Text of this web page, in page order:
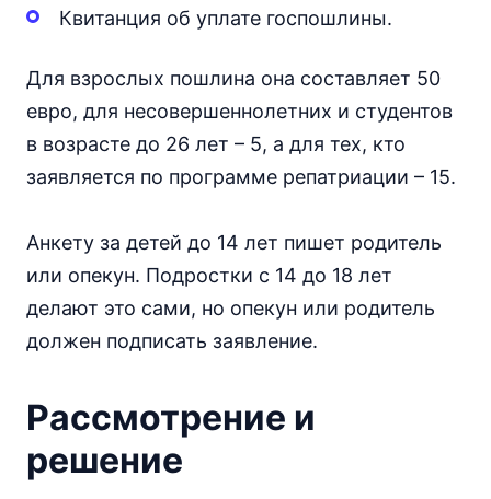
Квитанция об уплате госпошлины.
Для взрослых пошлина она составляет 50
евро, для несовершеннолетних и студентов
в возрасте до 26 лет – 5, а для тех, кто
заявляется по программе репатриации – 15.
Анкету за детей до 14 лет пишет родитель
или опекун. Подростки с 14 до 18 лет
делают это сами, но опекун или родитель
должен подписать заявление.
Рассмотрение и
решение